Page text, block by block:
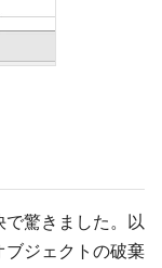
驚きました。以
ジェクトの破棄